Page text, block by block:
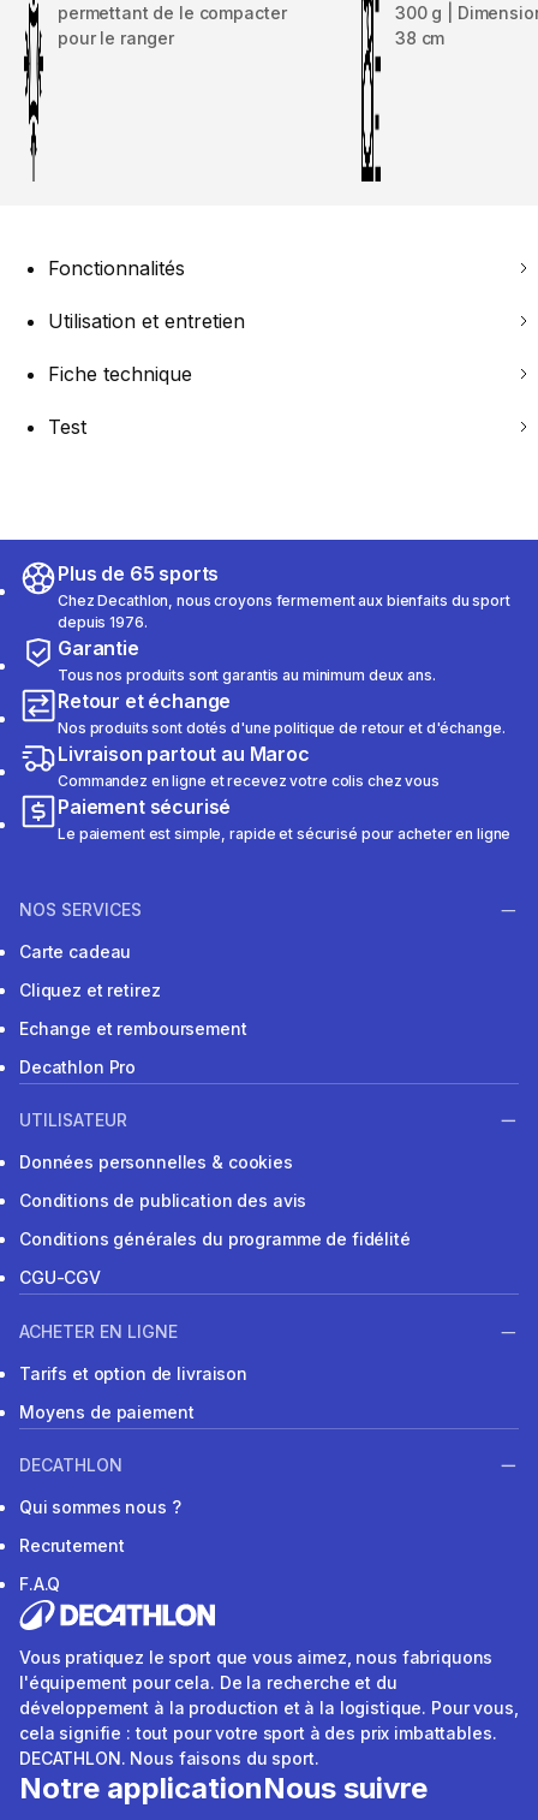
permettant de le compacter
pour le ranger
300 g |
38 cm
Fonctionnalités
Utilisation et entretien
Fiche technique
Test
Plus de 65 sports
Chez Decathlon, nous croyons fermement aux bienfaits du sport
depuis 1976.
Garantie
Tous nos produits sont garantis au minimum deux ans.
Retour et échange
Nos produits sont dotés d'une politique de retour et d'échange.
Livraison partout au Maroc
Commandez en ligne et recevez votre colis chez vous
Paiement sécurisé
Le paiement est simple, rapide et sécurisé pour acheter en ligne
NOS SERVICES
Carte cadeau
Cliquez et retirez
Echange et remboursement
Decathlon Pro
UTILISATEUR
Données personnelles & cookies
Conditions de publication des avis
Conditions générales du programme de fidélité
CGU-CGV
ACHETER EN LIGNE
Tarifs et option de livraison
Moyens de paiement
DECATHLON
Qui sommes nous ?
Recrutement
F.A.Q
Vous pratiquez le sport que vous aimez, nous fabriquons
l'équipement pour cela. De la recherche et du
développement à la production et à la logistique. Pour vous,
cela signifie : tout pour votre sport à des prix imbattables.
DECATHLON. Nous faisons du sport.
Notre applicationNous suivre